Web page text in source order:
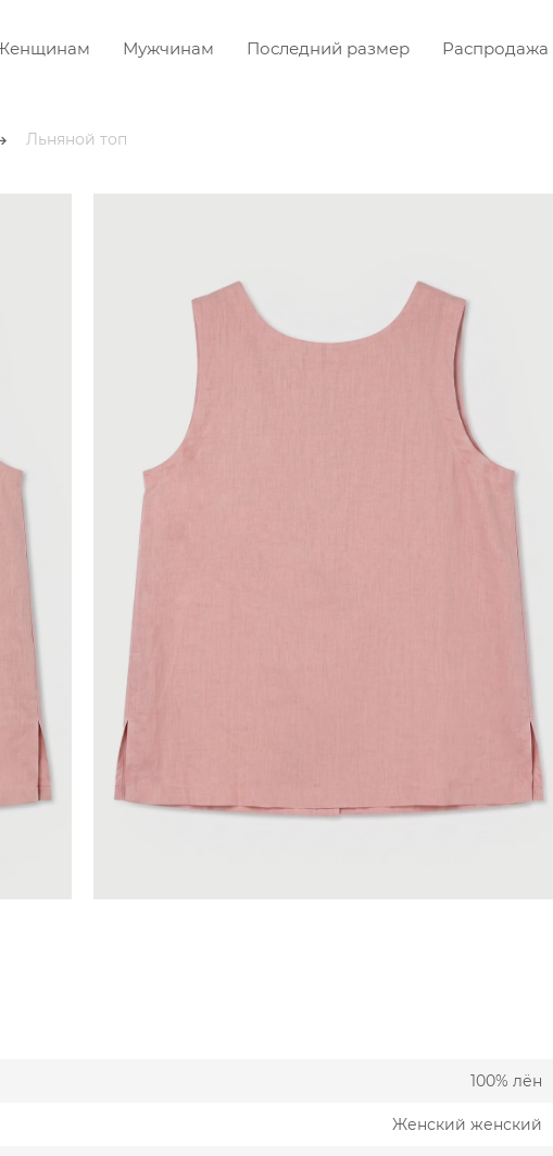
Мужчинам Последний размер Распродажа
Льняной топ
100% лён
Женский женский